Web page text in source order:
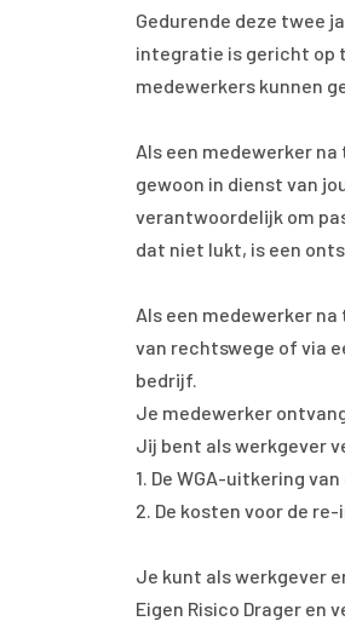
Gedurende deze twee
integratie is gericht op
medewerkers kunnen
Als een medewerker
gewoon in dienst van
verantwoordelijk om
dat niet lukt, is een
Als een medewerker
van rechtswege of via
bedrijf.
Je medewerker
Jij bent als werkgever
1. De WGA-uitkering
2. De kosten voor de
Je kunt als werkgever
Eigen Risico Drager en